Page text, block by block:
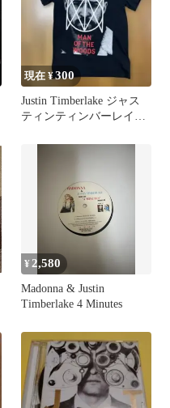
現在 ¥300
Justin Timberlake ジャス
ティンティンバーレイク
¥ 2,580
Madonna & Justin
Timberlake 4 Minutes